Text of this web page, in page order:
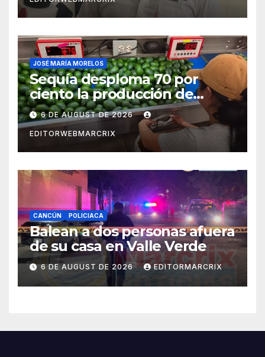
JOSÉ MARÍA MORELOS
Sequía desploma 70 por
ciento la producción de
aguacate en Candelaria
6 DE AUGUST DE 2026
EDITORWEBMARCRIX
CANCÚN POLICIACA
Balean a dos personas afuera
de su casa en Valle Verde
6 DE AUGUST DE 2026 EDITORMARCRIX